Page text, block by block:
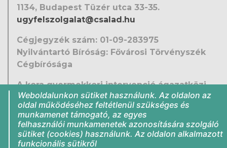
1134, Budapest Tüzér utca 33-35.
ugyfelszolgalat@csalad.hu
Cégjegyzék szám: 01-09-283975
Nyilvántartó Bíróság: Fővárosi Törvényszék
Cégbírósága
A kora gyermekkori intervenció ágazatközi
fejlesztése
EFOP-1.9.5-VEKOP-16-2016-00001
Közérdekű adatok
Jogi nyilatkozat
Weboldalunkon sütiket használunk. Az oldalon az
oldal működéséhez feltétlenül szükséges és
munkamenet támogató, az egyes
felhasználói munkamenetek azonosítására szolgáló
sütiket (cookies) használunk. Az oldalon alkalmazott
funkcionális sütikről